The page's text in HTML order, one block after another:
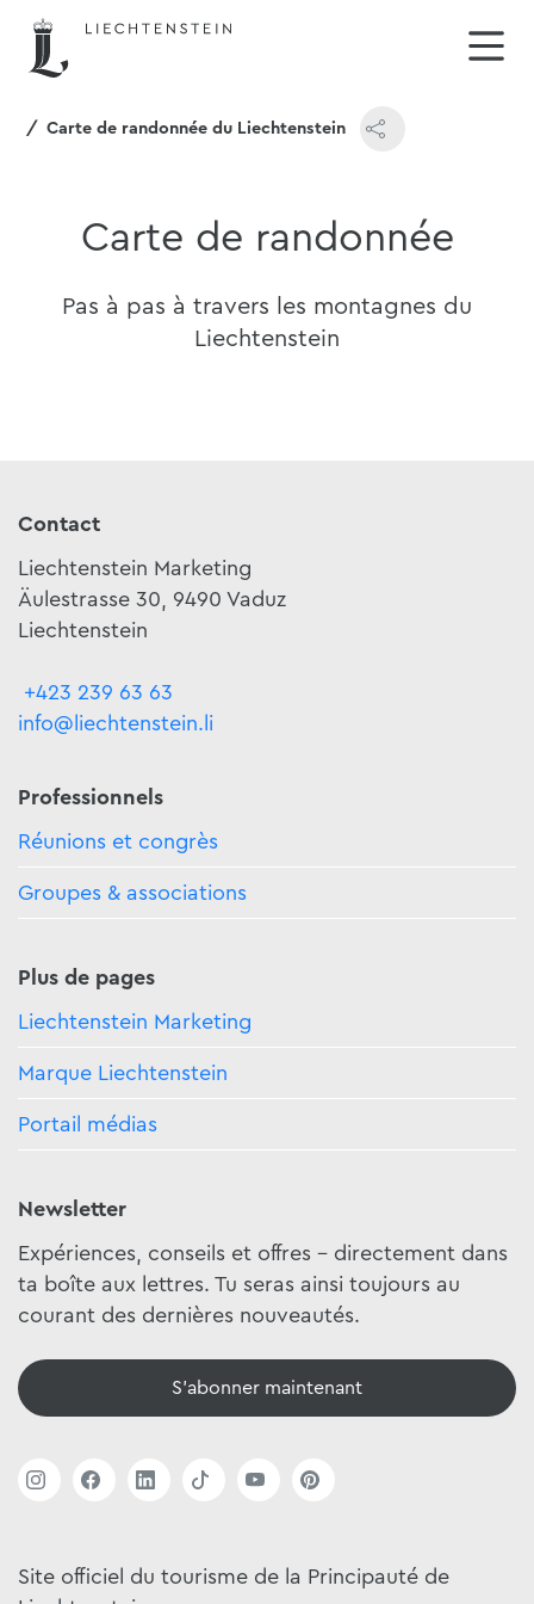
Carte de randonnée du Liechtenstein
Carte de randonnée
Pas à pas à travers les montagnes du
Liechtenstein
Contact
Liechtenstein Marketing
Äulestrasse 30, 9490 Vaduz
Liechtenstein
+423 239 63 63
info@liechtenstein.li
Professionnels
Réunions et congrès
Groupes & associations
Plus de pages
Liechtenstein Marketing
Marque Liechtenstein
Portail médias
Newsletter
Expériences, conseils et offres - directement dans
ta boîte aux lettres. Tu seras ainsi toujours au
courant des dernières nouveautés.
S'abonner maintenant
Site officiel du tourisme de la Principauté de